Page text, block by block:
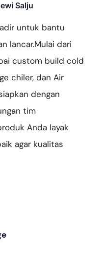
Salju
untuk bantu
lancar.Mulai dari
custom build cold
chiler, dan Air
dengan
tim
Anda layak
agar kualitas